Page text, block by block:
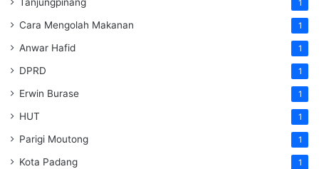
Tanjungpinang 1
Cara Mengolah Makanan 1
Anwar Hafid 1
DPRD 1
Erwin Burase 1
HUT 1
Parigi Moutong 1
Kota Padang 1